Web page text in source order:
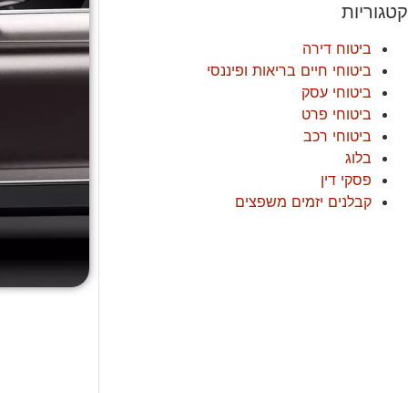
קטגוריות
ביטוח דירה
ביטוחי חיים בריאות ופיננסי
ביטוחי עסק
ביטוחי פרט
ביטוחי רכב
בלוג
פסקי דין
קבלנים יזמים משפצים